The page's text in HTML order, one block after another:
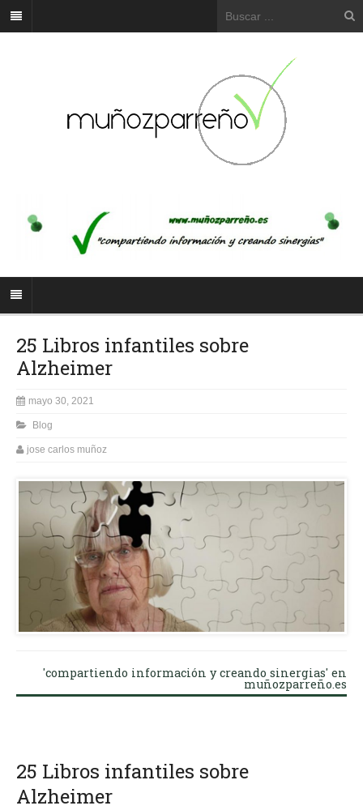
25 Libros infantiles sobre
Alzheimer
mayo 30, 2021
Blog
jose carlos muñoz
'compartiendo información y creando sinergias' en
muñozparreño.es
25 Libros infantiles sobre
Alzheimer